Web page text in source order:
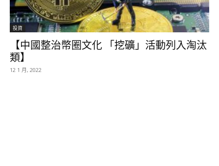
投資
【中國整治幣圈文化 「挖礦」活動列入淘汰
類】
12 1 月, 2022